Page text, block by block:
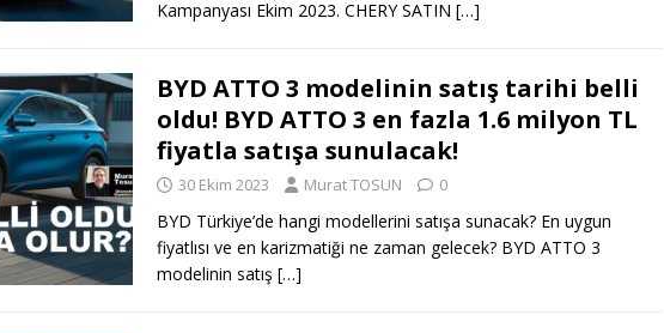
Kampanyası Ekim 2023. CHERY SATIN […]
BYD ATTO 3 modelinin satış tarihi belli
oldu! BYD ATTO 3 en fazla 1.6 milyon TL
fiyatla satışa sunulacak!
30 Ekim 2023 Murat TOSUN 0
BYD Türkiye’de hangi modellerini satışa sunacak? En uygun
fiyatlısı ve en karizmatiği ne zaman gelecek? BYD ATTO 3
modelinin satış […]